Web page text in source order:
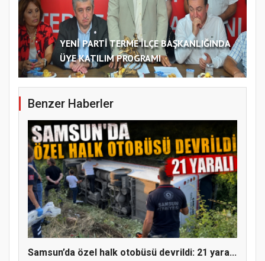
YENİ PARTİ TERME İLÇE BAŞKANLIĞINDA
ÜYE KATILIM PROGRAMI
Benzer Haberler
Samsun’da özel halk otobüsü devrildi: 21 yara...